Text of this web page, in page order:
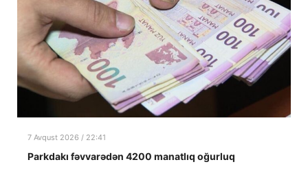
7 Avqust 2026 / 22:41
Parkdakı fəvvarədən 4200 manatlıq oğurluq